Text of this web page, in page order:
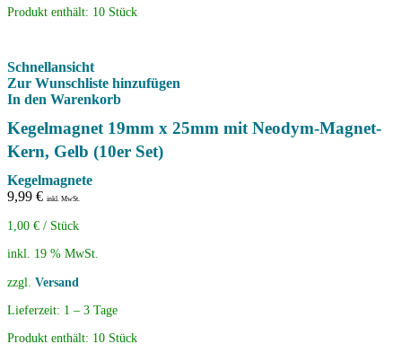
Produkt enthält: 10 Stück
Schnellansicht
Zur Wunschliste hinzufügen
In den Warenkorb
Kegelmagnet 19mm x 25mm mit Neodym-Magnet-
Kern, Gelb (10er Set)
Kegelmagnete
9,99 € inkl. MwSt.
1,00 € / Stück
inkl. 19 % MwSt.
zzgl. Versand
Lieferzeit: 1 – 3 Tage
Produkt enthält: 10 Stück